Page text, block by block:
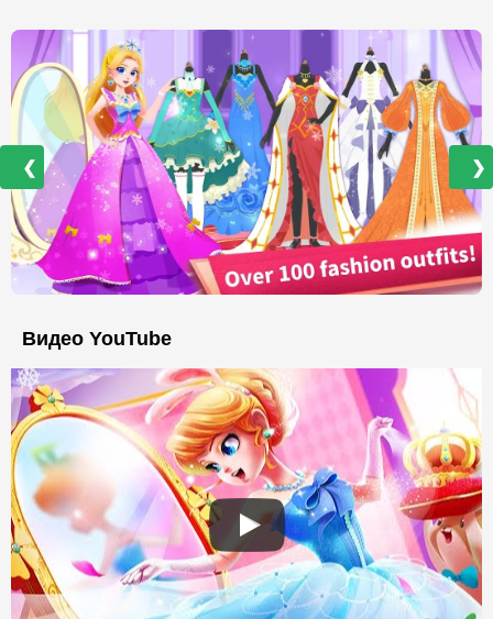
❮ ❯
Видео YouTube